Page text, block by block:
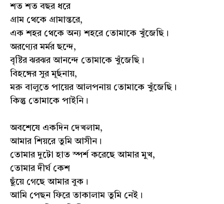
শত শত বছর ধরে
গ্ৰাম থেকে গ্ৰামান্তরে,
এক শহর থেকে অন্য শহরে তোমাকে খুঁজেছি।
অরণ্যের মর্মর ছন্দে,
বৃষ্টির ঝরঝর আনন্দে তোমাকে খুঁজেছি।
বিহঙ্গের সুর মূর্ছনায়,
মরু বালুতে পায়ের আলপনায় তোমাকে খুঁজেছি।
কিন্তু তোমাকে পাইনি।
অবশেষে একদিন দেখলাম,
আমার শিয়রে তুমি আসীন।
তোমার দুটো হাত স্পর্শ করেছে আমার মুখ,
তোমার দীর্ঘ কেশ
ছুঁয়ে গেছে আমার বুক।
আমি পেছন ফিরে তাকালাম তুমি নেই।